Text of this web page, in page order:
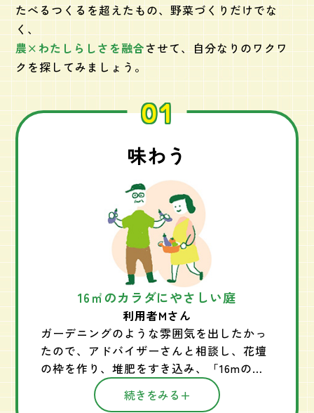
たべるつくるを超えたもの、野菜づくりだけでな
く、
農×わたしらしさを融合させて、自分なりのワクワ
クを探してみましょう。
01
味わう
16㎡のカラダにやさしい庭
利用者Mさん
ガーデニングのような雰囲気を出したかっ
たので、アドバイザーさんと相談し、花壇
の枠を作り、堆肥をすき込み、「16mの小
さな庭」を再現しました。 この庭にあるよ
うな花や葉っぱを摘んで取り入れる提案や
続きをみる